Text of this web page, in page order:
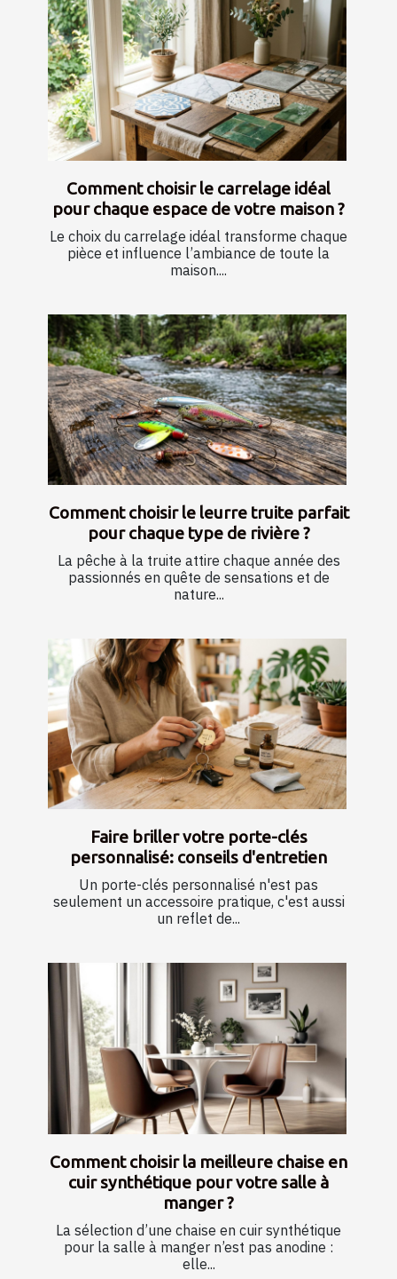
Comment choisir le carrelage idéal
pour chaque espace de votre maison ?
Le choix du carrelage idéal transforme chaque
pièce et influence l’ambiance de toute la
maison....
Comment choisir le leurre truite parfait
pour chaque type de rivière ?
La pêche à la truite attire chaque année des
passionnés en quête de sensations et de
nature...
Faire briller votre porte-clés
personnalisé: conseils d'entretien
Un porte-clés personnalisé n'est pas
seulement un accessoire pratique, c'est aussi
un reflet de...
Comment choisir la meilleure chaise en
cuir synthétique pour votre salle à
manger ?
La sélection d’une chaise en cuir synthétique
pour la salle à manger n’est pas anodine :
elle...